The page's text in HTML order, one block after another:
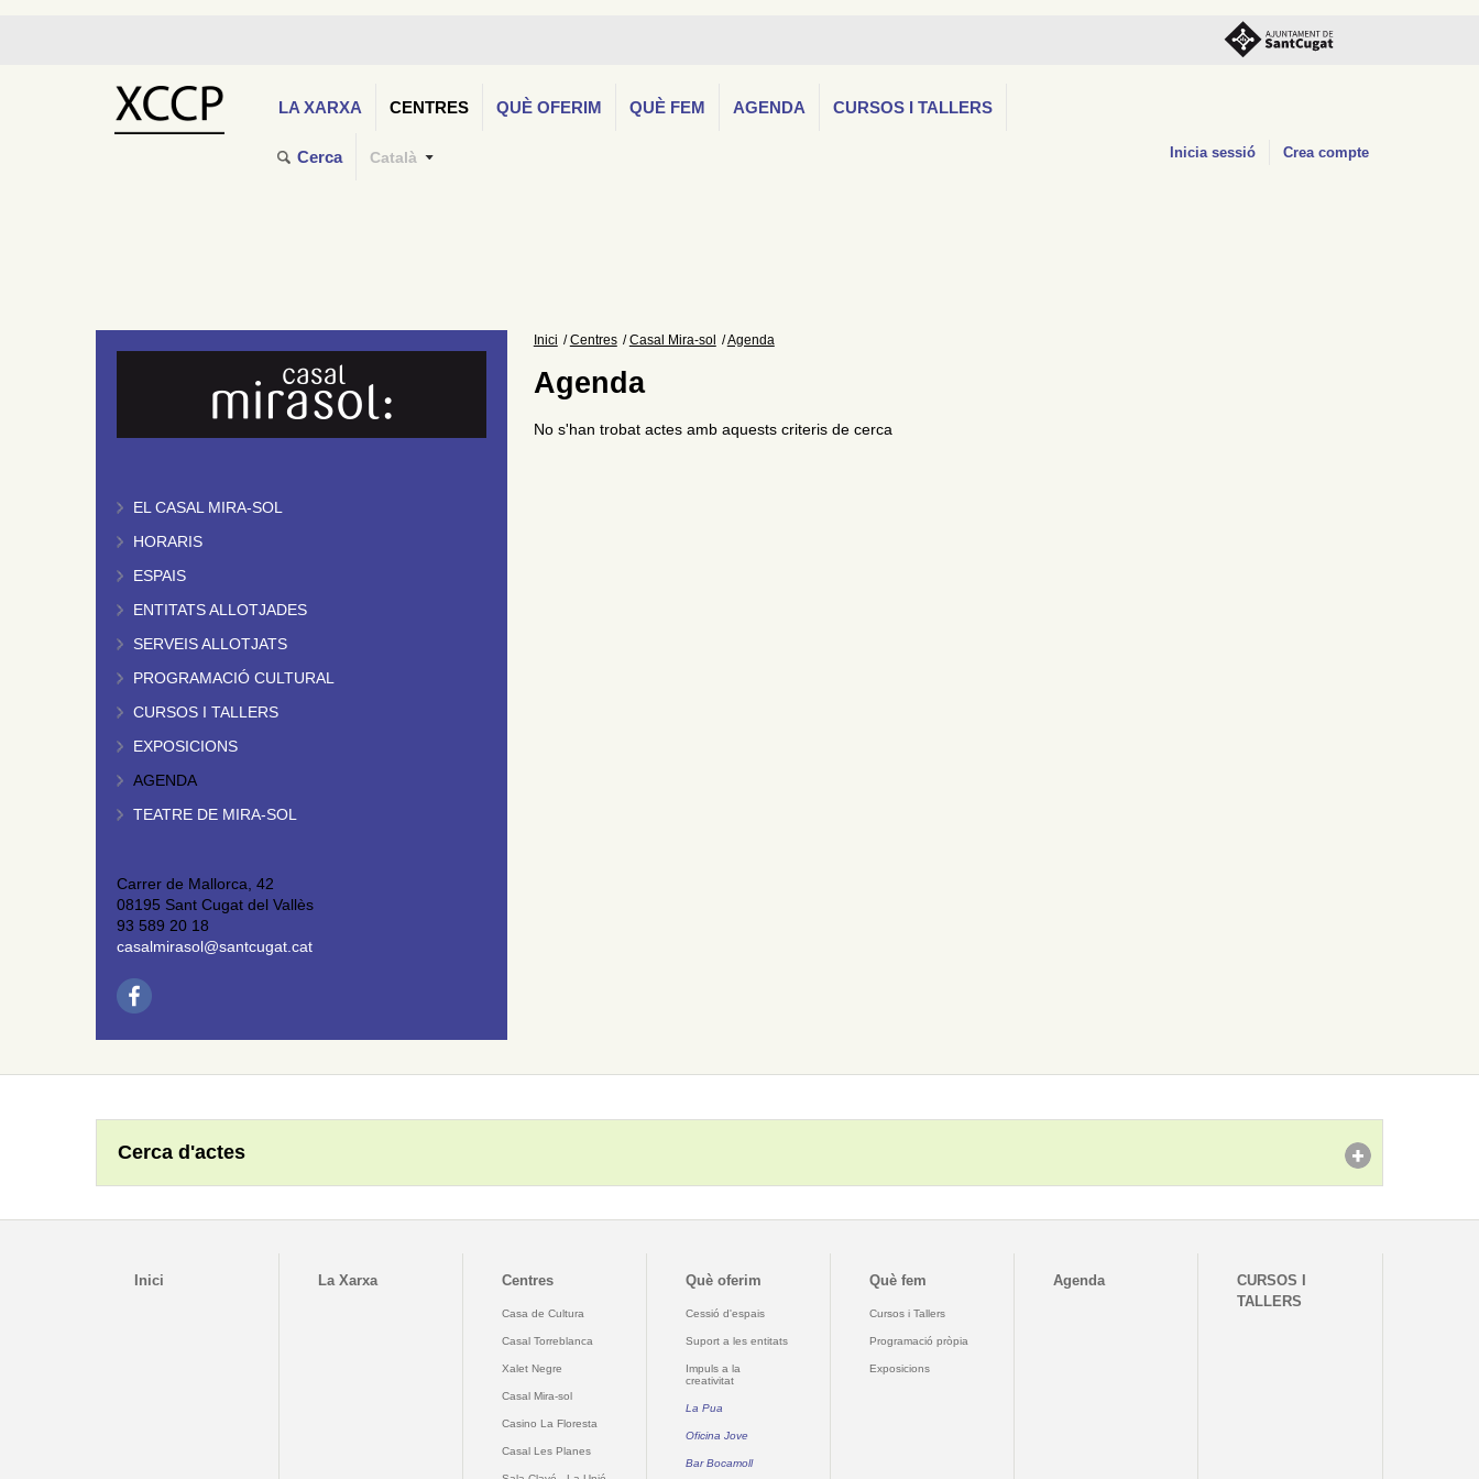
LA XARXA CENTRES QUÈ OFERIM QUÈ FEM AGENDA CURSOS I TALLERS
Cerca Català Inicia sessió Crea compte
EL CASAL MIRA-SOL
HORARIS
ESPAIS
ENTITATS ALLOTJADES
SERVEIS ALLOTJATS
PROGRAMACIÓ CULTURAL
CURSOS I TALLERS
EXPOSICIONS
AGENDA
TEATRE DE MIRA-SOL
Carrer de Mallorca, 42
08195 Sant Cugat del Vallès
93 589 20 18
casalmirasol@santcugat.cat
Inici Centres Casal Mira-sol Agenda
Agenda
No s'han trobat actes amb aquests criteris de cerca
Cerca d'actes
Inici La Xarxa Centres
Casa de Cultura
Casal Torreblanca
Xalet Negre
Casal Mira-sol
Casino La Floresta
Casal Les Planes
Què oferim
Cessió d'espais
Suport a les entitats
Impuls a la
creativitat
La Pua
Oficina Jove
Bar Bocamoll
Què fem
Cursos i Tallers
Programació pròpia
Exposicions
Agenda
CURSOS I
TALLERS